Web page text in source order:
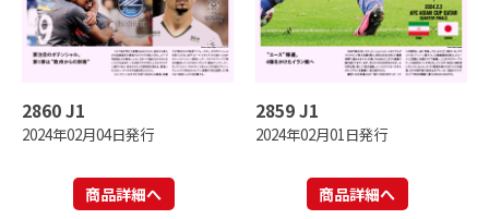
2860 J1
2024年02月04日発行
商品詳細へ
2859 J1
2024年02月01日発行
商品詳細へ